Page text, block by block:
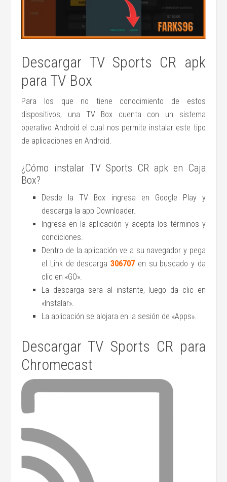
Descargar TV Sports CR apk
para TV Box
Para los que no tiene conocimiento de estos
dispositivos, una TV Box cuenta con un sistema
operativo Android el cual nos permite instalar este tipo
de aplicaciones en Android.
¿Cómo instalar TV Sports CR apk en Caja
Box?
Desde la TV Box ingresa en Google Play y
descarga la app Downloader.
Ingresa en la aplicación y acepta los términos y
condiciones.
Dentro de la aplicación ve a su navegador y pega
el Link de descarga306707 en su buscado y da
clic en «GO».
La descarga sera al instante, luego da clic en
«Instalar».
La aplicación se alojara en la sesión de «Apps».
Descargar TV Sports CR para
Chromecast